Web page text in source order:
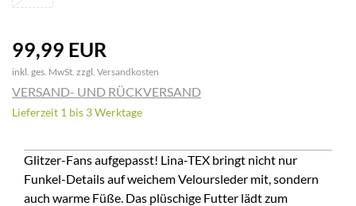
99,99 EUR
inkl. ges. MwSt. zzgl. Versandkosten
VERSAND- UND RÜCKVERSAND
Lieferzeit 1 bis 3 Werktage
Glitzer-Fans aufgepasst! Lina-TEX bringt nicht nur
Funkel-Details auf weichem Veloursleder mit, sondern
auch warme Füße. Das plüschige Futter lädt zum